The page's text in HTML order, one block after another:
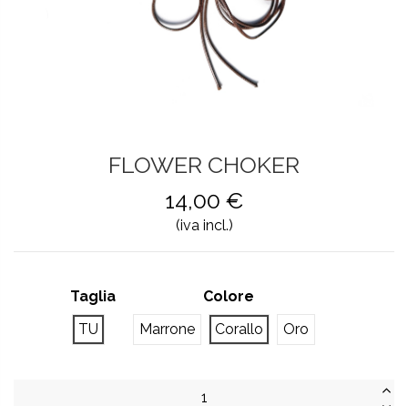
FLOWER CHOKER
14,00 €
(iva incl.)
Taglia
TU
Colore
Marrone
Corallo Oro